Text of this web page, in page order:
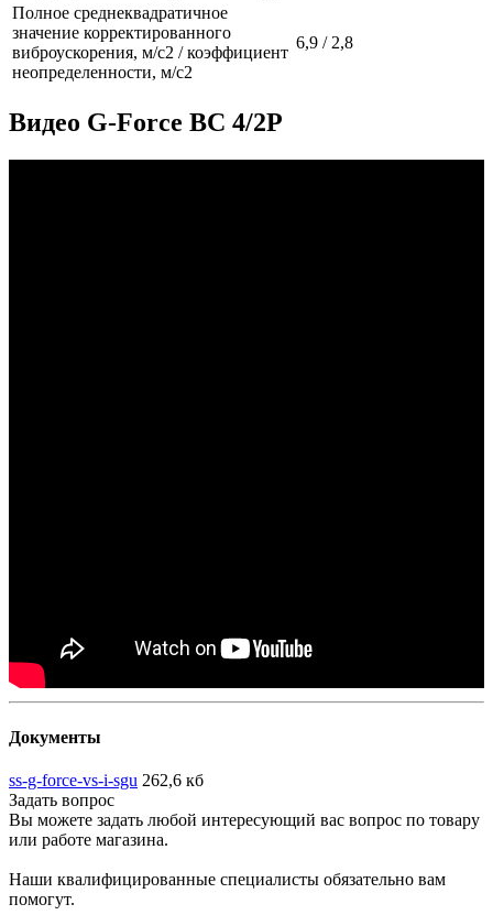
Полное среднеквадратичное
значение корректированного
виброускорения, м/с2 / коэффициент
неопределенности, м/с2
6,9 / 2,8
Видео G-Force ВС 4/2P
Документы
ss-g-force-vs-i-sgu 262,6 кб
Задать вопрос
Вы можете задать любой интересующий вас вопрос по товару
или работе магазина.
Наши квалифицированные специалисты обязательно вам
помогут.